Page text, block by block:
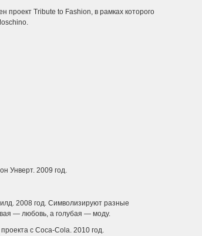
проект Tribute to Fashion, в рамках которого
Унверт. 2009 год.
2008 год. Символизируют разные
— любовь, а голубая — моду.
с Coca-Cola. 2010 год.